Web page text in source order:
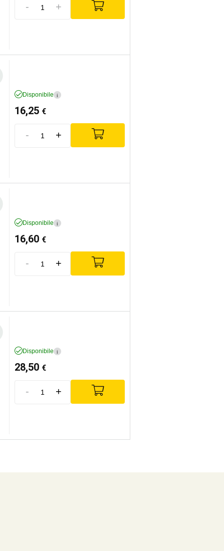
- +
Disponibile i
16,25 €
- +
Disponibile i
16,60 €
- +
Disponibile i
28,50 €
- +